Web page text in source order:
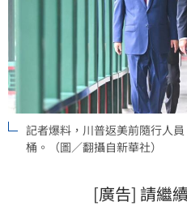
記者爆料，川普返美前隨行人
桶。（圖／翻攝自新華社）
[廣告] 請繼